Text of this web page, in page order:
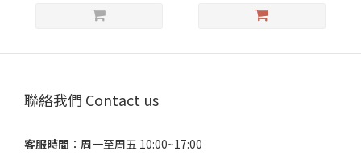
聯絡我們 Contact us
客服時間 ：​周一至周五 10:00~17:00